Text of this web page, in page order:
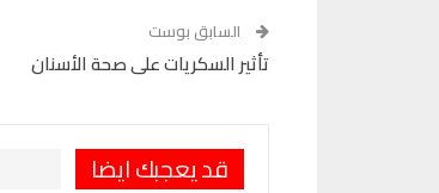
السابق بوست
تأثير السكريات على صحة الأسنان
قد يعجبك ايضا